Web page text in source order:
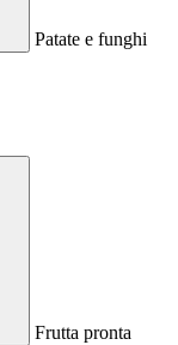
Patate e funghi
Frutta pronta